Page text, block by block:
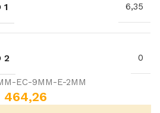
1 6,35
2 0
EC-9MM-E-2MM
464,26